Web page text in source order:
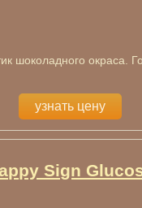
шоколадного окраса.
узнать цену
Sign